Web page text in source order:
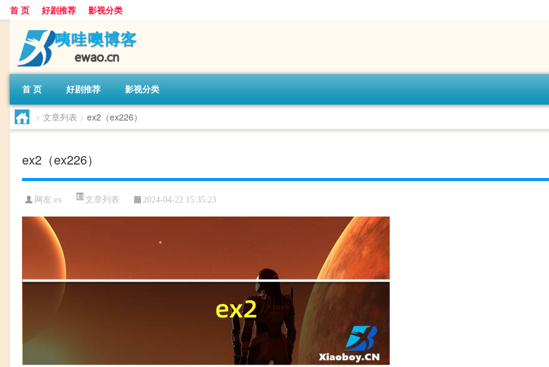
首 页 好剧推荐 影视分类
首 页 好剧推荐 影视分类
> 文章列表 > ex2（ex226）
ex2（ex226）
网友:ex 文章列表 2024-04-22 15:35:23